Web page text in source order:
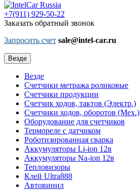
+7(911) 929-50-22
Заказать обратный звонок
Запросить счет sale@intel-car.ru
Везде
Везде
Счетчики метража роликовые
Счетчики продукции
Счетчик ходов, тактов (Электр.)
Счетчики ходов, оборотов (Мех.)
Оборудование для счетчиков
Термореле с датчиком
Роботизированная сварка
Аккумуляторы Li-ion 12в
Аккумуляторы Na-ion 12в
Тепловизоры
Клей Ultra888
Автовинил